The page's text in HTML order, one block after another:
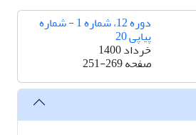
دوره 12، شماره 1 - شماره
پیاپی 20
خرداد 1400
صفحه251-269